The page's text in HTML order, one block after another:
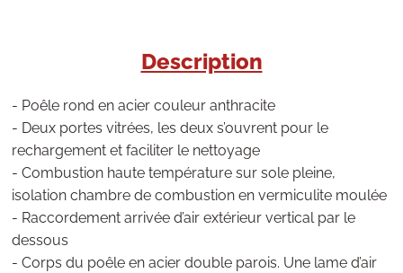
Description
- Poêle rond en acier couleur anthracite
- Deux portes vitrées, les deux s’ouvrent pour le
rechargement et faciliter le nettoyage
- Combustion haute température sur sole pleine,
isolation chambre de combustion en vermiculite moulée
- Raccordement arrivée d’air extérieur vertical par le
dessous
- Corps du poêle en acier double parois. Une lame d’air